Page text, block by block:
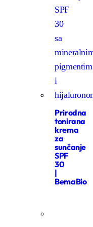
Prirodna
tonirana
krema
za
sunčanje
SPF
30
|
BemaBio